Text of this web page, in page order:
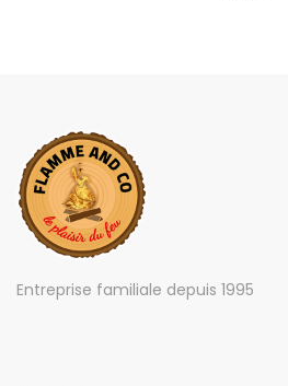
Entreprise familiale depuis 1995